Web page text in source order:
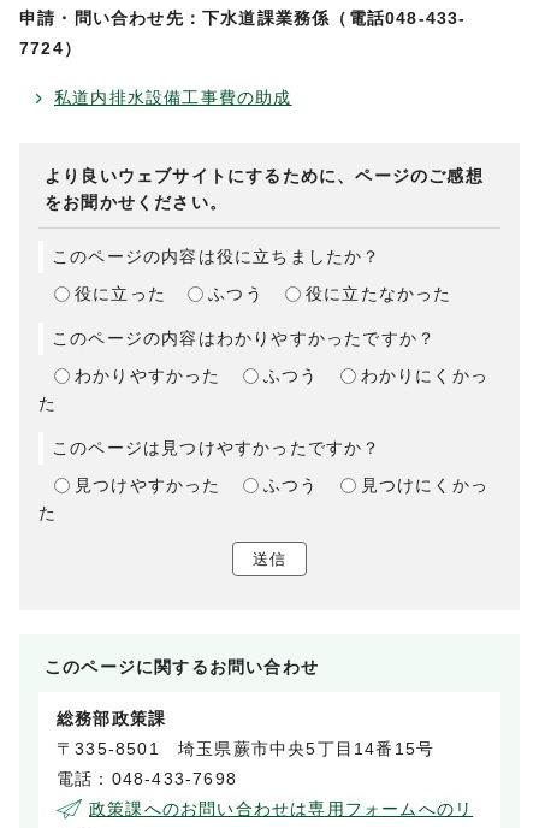
申請・問い合わせ先：下水道課業務係（電話048-433-
7724）
私道内排水設備工事費の助成
より良いウェブサイトにするために、ページのご感想
をお聞かせください。
このページの内容は役に立ちましたか？
役に立った
ふつう 役に立たなかった
このページの内容はわかりやすかったですか？
わかりやすかった
ふつう
わかりにくかっ
た
このページは見つけやすかったですか？
見つけやすかった
ふつう
見つけにくかっ
た
送信
このページに関するお問い合わせ
総務部政策課
〒335-8501 埼玉県蕨市中央5丁目14番15号
電話：048-433-7698
政策課へのお問い合わせは専用フォームへのリ